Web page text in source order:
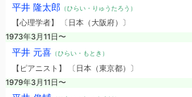
平井 隆太郎（ひらい・りゅうたろう）
【心理学者】 〔日本（大阪府）〕
1973年3月11日〜
平井 元喜（ひらい・もとき）
【ピアニスト】 〔日本（東京都）〕
1979年3月11日〜